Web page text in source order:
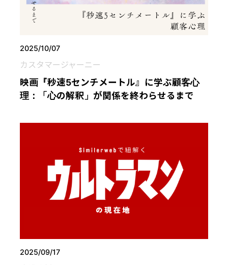
2025/10/07
カスタマージャーニー
映画『秒速5センチメートル』に学ぶ顧客心
理：「心の解釈」が関係を終わらせるまで
2025/09/17